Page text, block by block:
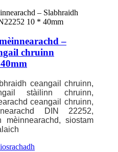
–
chruinn
ceangail chruinn,
stàilinn chruinn,
ceangail chruinn,
DIN 22252,
mèinnearachd, siostam